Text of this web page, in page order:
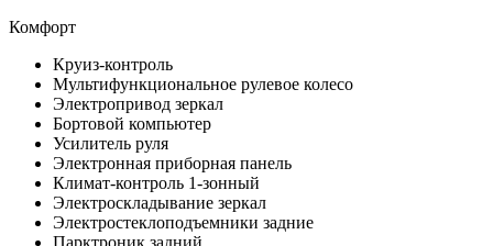
Комфорт
Круиз-контроль
Мультифункциональное рулевое колесо
Электропривод зеркал
Бортовой компьютер
Усилитель руля
Электронная приборная панель
Климат-контроль 1-зонный
Электроскладывание зеркал
Электростеклоподъемники задние
Парктроник задний